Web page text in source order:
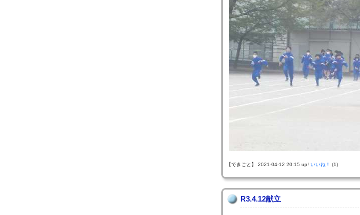
【できごと】 2021-04-12 20:15 up! いいね！ (1)
R3.4.12献立